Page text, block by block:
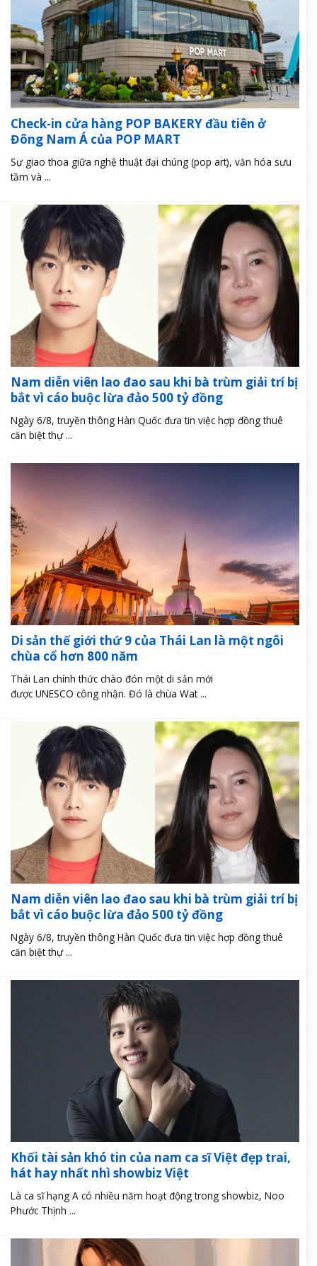
Check-in cửa hàng POP BAKERY đầu tiên ở
Đông Nam Á của POP MART
Sự giao thoa giữa nghệ thuật đại chúng (pop art), văn hóa sưu
tầm và ...
Nam diễn viên lao đao sau khi bà trùm giải trí bị
bắt vì cáo buộc lừa đảo 500 tỷ đồng
Ngày 6/8, truyền thông Hàn Quốc đưa tin việc hợp đồng thuê
căn biệt thự ...
Di sản thế giới thứ 9 của Thái Lan là một ngôi
chùa cổ hơn 800 năm
Thái Lan chính thức chào đón một di sản mới
được UNESCO công nhận. Đó là chùa Wat ...
Nam diễn viên lao đao sau khi bà trùm giải trí bị
bắt vì cáo buộc lừa đảo 500 tỷ đồng
Ngày 6/8, truyền thông Hàn Quốc đưa tin việc hợp đồng thuê
căn biệt thự ...
Khối tài sản khó tin của nam ca sĩ Việt đẹp trai,
hát hay nhất nhì showbiz Việt
Là ca sĩ hạng A có nhiều năm hoạt động trong showbiz, Noo
Phước Thịnh ...